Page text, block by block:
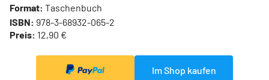
Format: Taschenbuch
ISBN: 978-3-68932-065-2
Preis: 12,90 €
Im Shop kaufen